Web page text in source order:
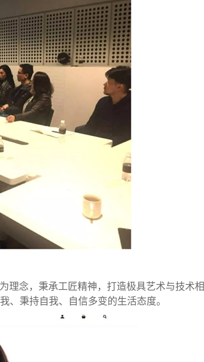
理念，秉承工匠精神，打造极具艺术与技术相
、秉持自我、自信多变的生活态度。